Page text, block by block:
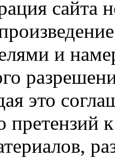
сайта
и
это
претензий